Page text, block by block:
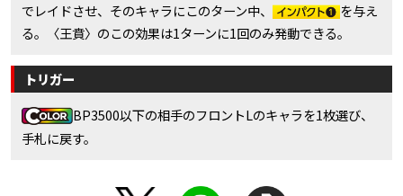
でレイドさせ、そのキャラにこのターン中、
を与え
る。〈王賁〉のこの効果は1ターンに1回のみ発動できる。
トリガー
BP3500以下の相手のフロントLのキャラを1枚選び、
手札に戻す。